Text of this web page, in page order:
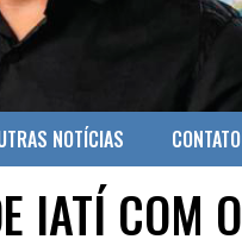
NOTÍCIAS CONTATO
IATÍ COM O